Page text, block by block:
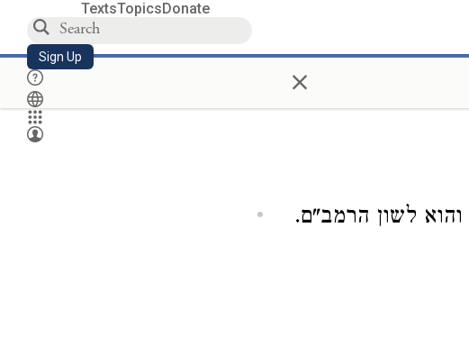
TextsTopicsDonate
Sign Up ×
והוא לשון הרמב"ם.